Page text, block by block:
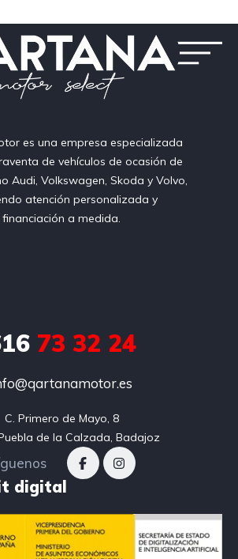
es una empresa especializada
de vehículos de ocasión de
Audi, Volkswagen, Skoda y Volvo,
atención personalizada y
financiación a medida.
73 32 24
C. Primero de Mayo, 8
de la Calzada, Badajoz
digital